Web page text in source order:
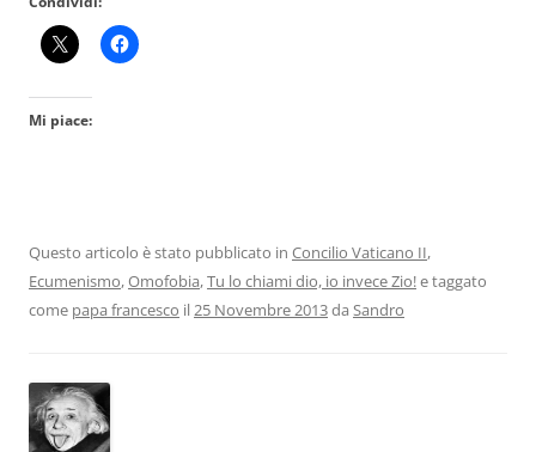
Mi piace:
Questo articolo è stato pubblicato in Concilio Vaticano II,
Ecumenismo,Omofobia,Tu lo chiami dio, io invece Zio!e taggato
come papa francesco il25 Novembre 2013da Sandro